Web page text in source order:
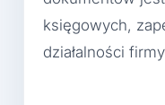
księgowych,
działalności